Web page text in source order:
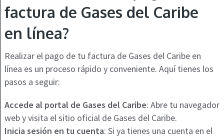
factura de Gases del Caribe
en línea?
Realizar el pago de tu factura de Gases del Caribe en
línea es un proceso rápido y conveniente. Aquí tienes los
pasos a seguir:
Accede al portal de Gases del Caribe: Abre tu navegador
web y visita el sitio oficial de Gases del Caribe.
Inicia sesión en tu cuenta: Si ya tienes una cuenta en el